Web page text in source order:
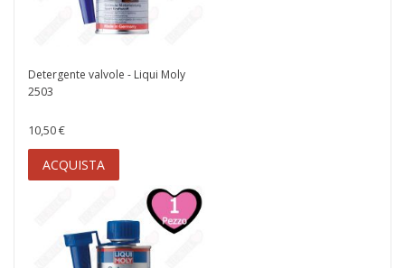
Detergente valvole - Liqui Moly
2503
10,50 €
ACQUISTA